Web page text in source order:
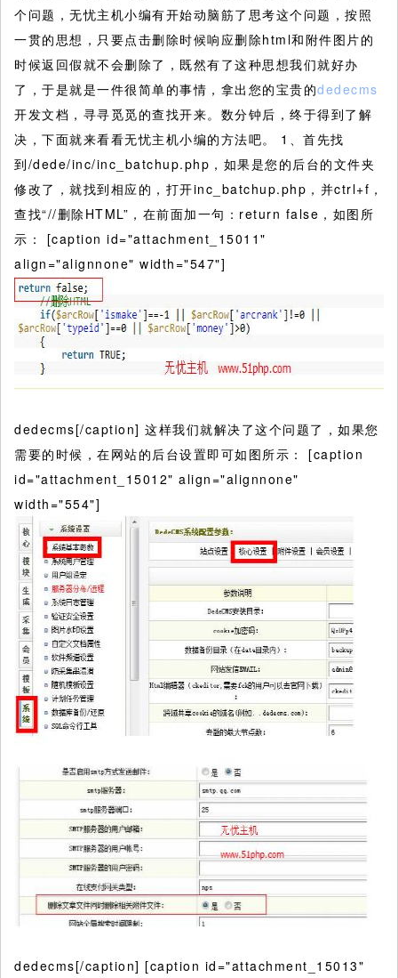
个问题，无忧主机小编有开始动脑筋了思考这个问题，按照
一贯的思想，只要点击删除时候响应删除html和附件图片的
时候返回假就不会删除了，既然有了这种思想我们就好办
了，于是就是一件很简单的事情，拿出您的宝贵的dedecms
开发文档，寻寻觅觅的查找开来。数分钟后，终于得到了解
决，下面就来看看无忧主机小编的方法吧。
1、首先找
到/dede/inc/inc_batchup.php，如果是您的后台的文件夹
修改了，就找到相应的，打开inc_batchup.php，并ctrl+f，
查找“//删除HTML”，在前面加一句：return false，如图所
示： [caption id="attachment_15011"
align="alignnone" width="547"]
dedecms[/caption] 这样我们就解决了这个问题了，如果您
需要的时候，在网站的后台设置即可如图所示： [caption
id="attachment_15012" align="alignnone"
width="554"]
dedecms[/caption] [caption id="attachment_15013"